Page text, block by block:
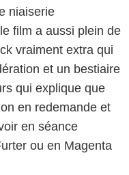
niaiserie
film a aussi plein de
vraiment extra qui
et un bestiaire
qui explique que
en redemande et
en séance
ou en Magenta